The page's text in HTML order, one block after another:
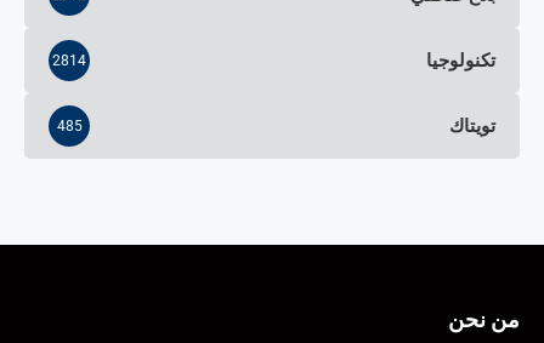
تكنولوجيا 2814
تويتاك 485
من نحن